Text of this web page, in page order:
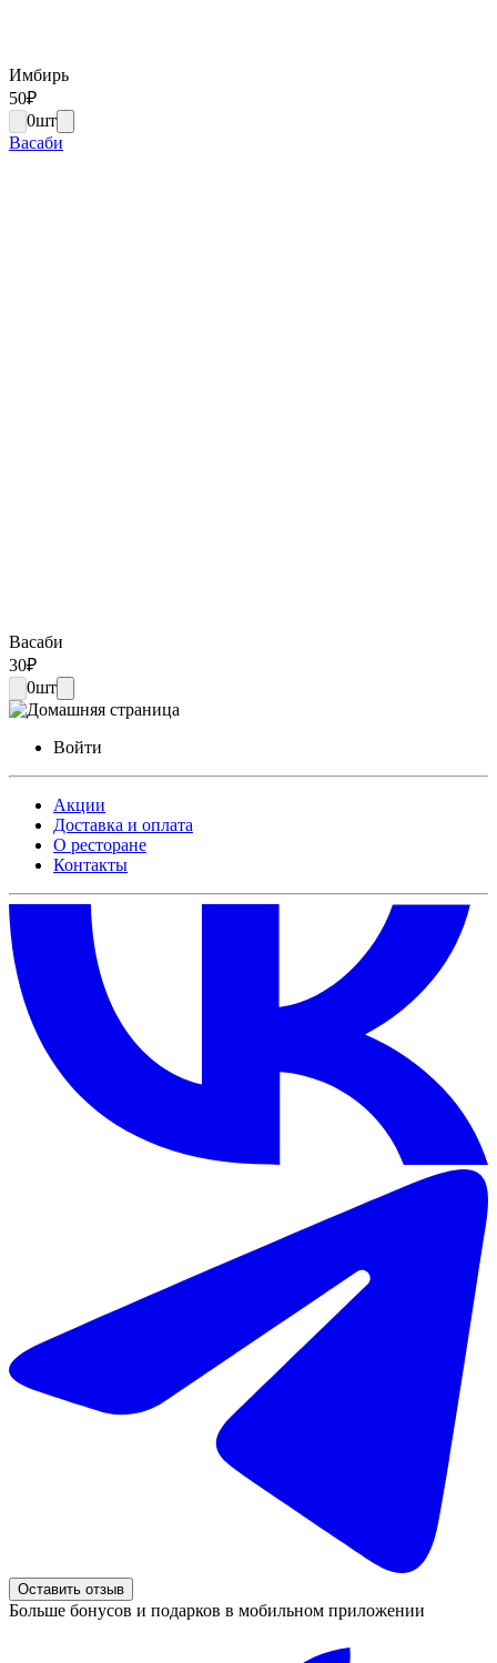
Имбирь
50₽
0шт
Васаби
Васаби
30₽
0шт
Войти
Акции
Доставка и оплата
О ресторане
Контакты
Оставить отзыв
Больше бонусов и подарков в мобильном приложении